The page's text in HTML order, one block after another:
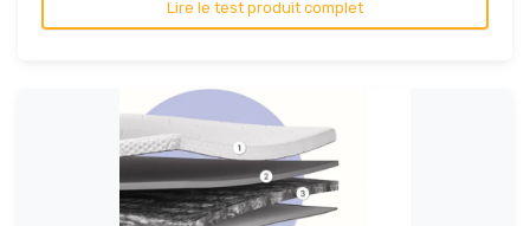
Lire le test produit complet